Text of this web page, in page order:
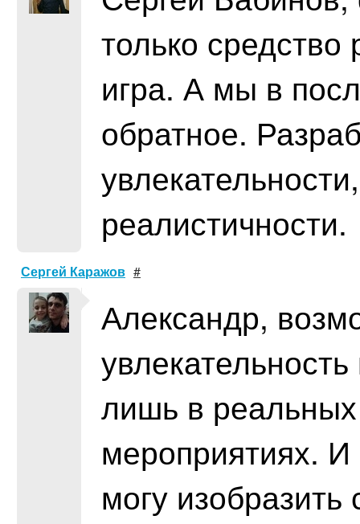
только
игра. А мы в
обратное.
реалистичности.
Сергей Каражов #
Александр,
лишь в
мероприятиях.
могу